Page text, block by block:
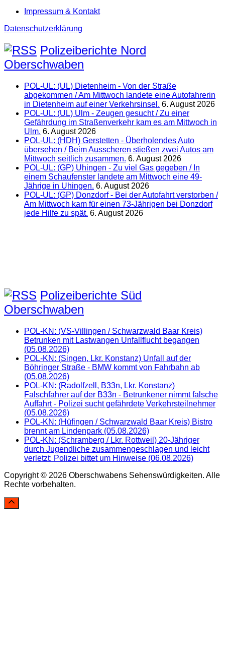
Impressum & Kontakt
Datenschutzerklärung
Polizeiberichte Nord
Oberschwaben
POL-UL: (UL) Dietenheim - Von der Straße
abgekommen / Am Mittwoch landete eine Autofahrerin
in Dietenheim auf einer Verkehrsinsel. 6. August 2026
POL-UL: (UL) Ulm - Zeugen gesucht / Zu einer
Gefährdung im Straßenverkehr kam es am Mittwoch in
Ulm. 6. August 2026
POL-UL: (HDH) Gerstetten - Überholendes Auto
übersehen / Beim Ausscheren stießen zwei Autos am
Mittwoch seitlich zusammen. 6. August 2026
POL-UL: (GP) Uhingen - Zu viel Gas gegeben / In
einem Schaufenster landete am Mittwoch eine 49-
Jährige in Uhingen. 6. August 2026
POL-UL: (GP) Donzdorf - Bei der Autofahrt verstorben /
Am Mittwoch kam für einen 73-Jährigen bei Donzdorf
jede Hilfe zu spät. 6. August 2026
Polizeiberichte Süd
Oberschwaben
POL-KN: (VS-Villingen / Schwarzwald Baar Kreis)
Betrunken mit Lastwangen Unfallflucht begangen
(05.08.2026)
POL-KN: (Singen, Lkr. Konstanz) Unfall auf der
Böhringer Straße - BMW kommt von Fahrbahn ab
(05.08.2026)
POL-KN: (Radolfzell, B33n, Lkr. Konstanz)
Falschfahrer auf der B33n - Betrunkener nimmt falsche
Auffahrt - Polizei sucht gefährdete Verkehrsteilnehmer
(05.08.2026)
POL-KN: (Hüfingen / Schwarzwald Baar Kreis) Bistro
brennt am Lindenpark (05.08.2026)
POL-KN: (Schramberg / Lkr. Rottweil) 20-Jähriger
durch Jugendliche zusammengeschlagen und leicht
verletzt: Polizei bittet um Hinweise (06.08.2026)
Copyright © 2026 Oberschwabens Sehenswürdigkeiten. Alle
Rechte vorbehalten.